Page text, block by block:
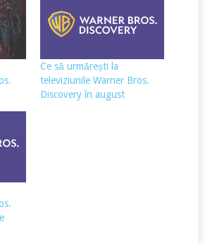
Ce să urmărești la
televiziunile Warner Bros.
Discovery în august